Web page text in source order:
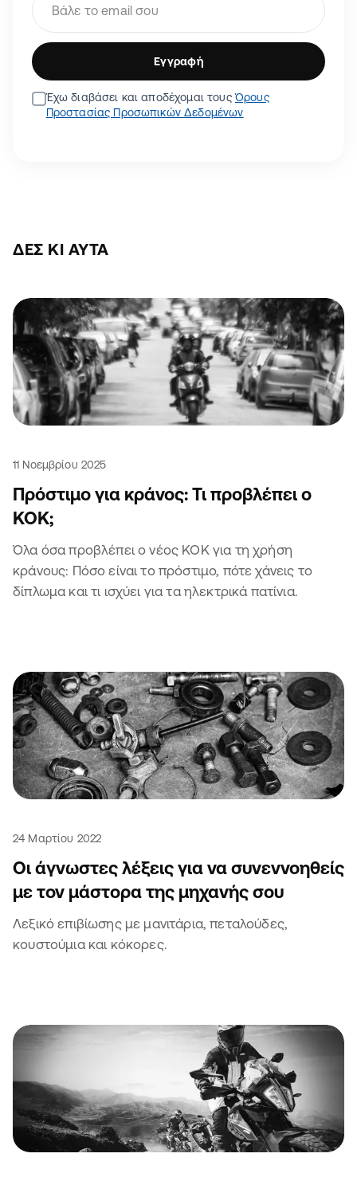
Εγγραφή
Έχω διαβάσει και αποδέχομαι τουςΌρους
Προστασίας Προσωπικών Δεδομένων
ΔΕΣ ΚΙ ΑΥΤΆ
11 Νοεμβρίου 2025
Πρόστιμο για κράνος: Τι προβλέπει ο
KOK;
Όλα όσα προβλέπει ο νέος ΚΟΚ για τη χρήση
κράνους: Πόσο είναι το πρόστιμο, πότε χάνεις το
δίπλωμα και τι ισχύει για τα ηλεκτρικά πατίνια.
24 Μαρτίου 2022
Οι άγνωστες λέξεις για να συνεννοηθείς
με τον μάστορα της μηχανής σου
Λεξικό επιβίωσης με μανιτάρια, πεταλούδες,
κουστούμια και κόκορες.